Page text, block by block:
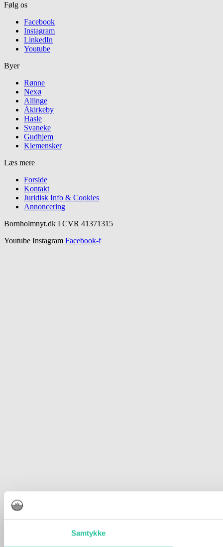
Samtykke
Følg os
Facebook
Instagram
LinkedIn
Youtube
Byer
Rønne
Nexø
Allinge
Åkirkeby
Hasle
Svaneke
Gudhjem
Klemensker
Læs mere
Forside
Kontakt
Juridisk Info & Cookies​
Annoncering
Bornholmnyt.dk I CVR 41371315
Youtube Instagram Facebook-f